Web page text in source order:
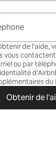
de l'aide,
vous
ou par
du
Obtenir de